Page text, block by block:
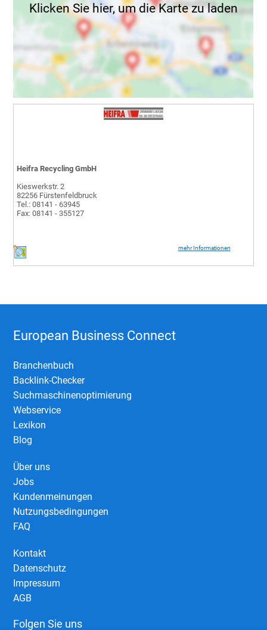
Klicken Sie hier, um die Karte zu laden
mehr Informationen
Heifra Recycling GmbH
Kieswerkstr. 2
82256 Fürstenfeldbruck
Tel.: 08141 - 63945
Fax: 08141 - 355127
European Business Connect
Branchenbuch
Backlink-Checker
Suchmaschinenoptimierung
Webservice
Lexikon
Blog
Über uns
Jobs
Kundenmeinungen
Nutzungsbedingungen
FAQ
Kontakt
Datenschutz
Impressum
AGB
Folgen Sie uns